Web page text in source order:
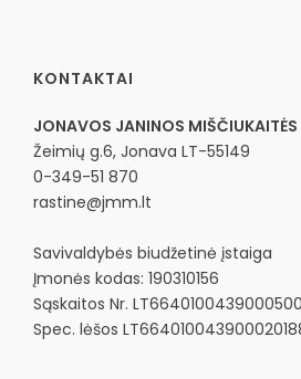
KONTAKTAI
JONAVOS JANINOS
Žeimių g.6, Jonava LT-55149
0-349-51 870
rastine@jmm.lt
Savivaldybės biudžetinė įstaiga
Įmonės kodas: 190310156
Sąskaitos Nr.
Spec. lėšos